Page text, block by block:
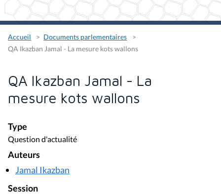
Accueil
Documents parlementaires
QA Ikazban Jamal - La mesure kots wallons
QA Ikazban Jamal - La
mesure kots wallons
Type
Question d'actualité
Auteurs
Jamal Ikazban
Session